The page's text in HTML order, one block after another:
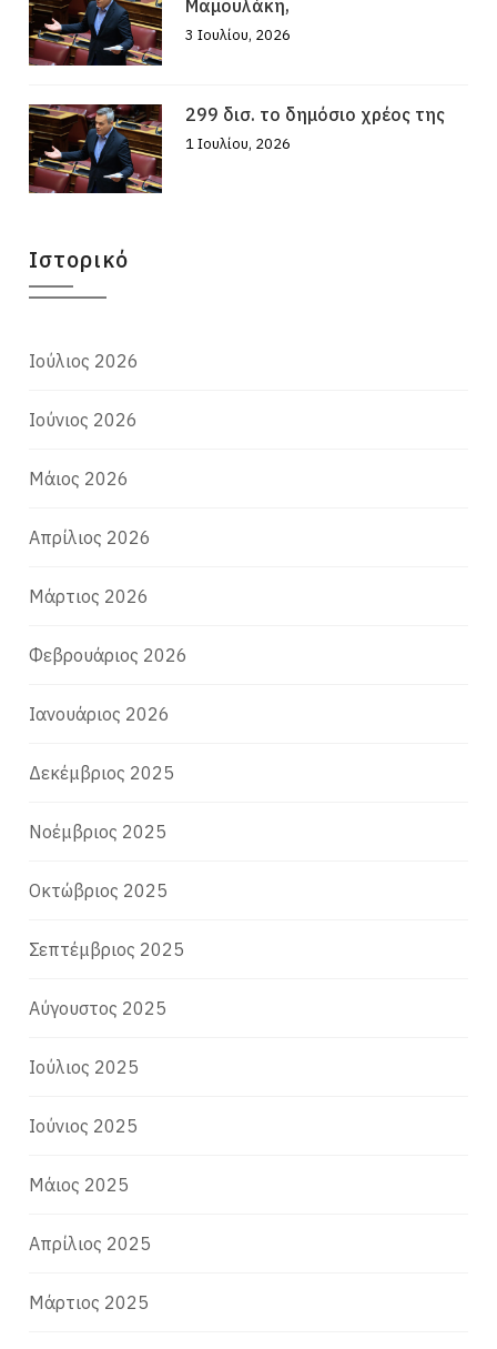
Μαμουλάκη,
3 Ιουλίου, 2026
299 δισ. το δημόσιο χρέος της
1 Ιουλίου, 2026
Ιστορικό
Ιούλιος 2026
Ιούνιος 2026
Μάιος 2026
Απρίλιος 2026
Μάρτιος 2026
Φεβρουάριος 2026
Ιανουάριος 2026
Δεκέμβριος 2025
Νοέμβριος 2025
Οκτώβριος 2025
Σεπτέμβριος 2025
Αύγουστος 2025
Ιούλιος 2025
Ιούνιος 2025
Μάιος 2025
Απρίλιος 2025
Μάρτιος 2025